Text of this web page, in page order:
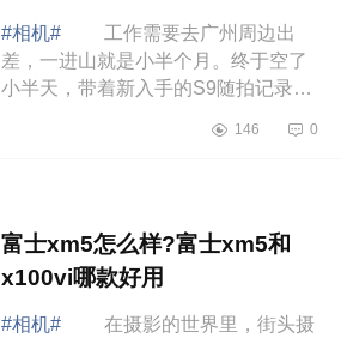
#相机#
工作需要去广州周边出
差，一进山就是小半个月。终于空了
小半天，带着新入手的S9随拍记录
评如何？松下s9缺点有哪些 松下
146 0
富士xm5怎么样?富士xm5和
x100vi哪款好用
#相机#
在摄影的世界里，街头摄